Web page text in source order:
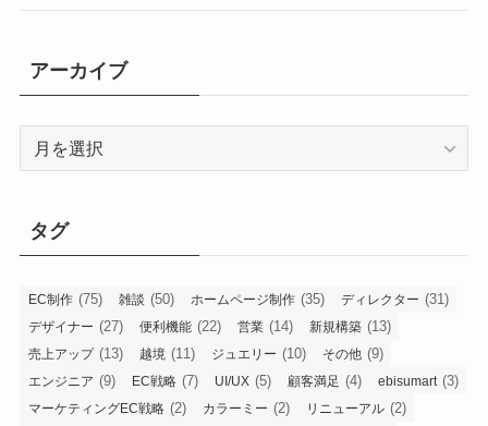
アーカイブ
ブ
タグ
EC制作 (75) 雑談 (50) ホームページ制作 (35) ディレクター (31)
デザイナー (27) 便利機能 (22) 営業 (14) 新規構築 (13)
売上アップ(13) 越境 (11) ジュエリー (10) その他 (9)
エンジニア (9) EC戦略 (7) UI/UX (5) 顧客満足 (4) ebisumart(3)
マーケティングEC戦略 (2) カラーミー (2) リニューアル (2)